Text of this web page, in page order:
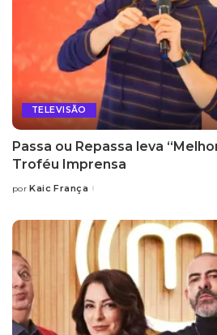
TELEVISÃO
Passa ou Repassa leva
Troféu Imprensa
Posted
por Kaic França